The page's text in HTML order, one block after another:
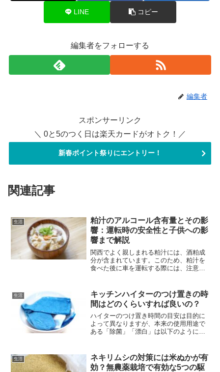
LINE コピー
編集者をフォローする
編集者
スポンサーリンク
＼ 0と5のつく日は楽天カードがオトク！／
新春ポイント祭りにエントリー！
関連記事
生活
粕汁のアルコール含有量とその影
響：運転時の安全性と子供への影
響まで解説
関西でよく親しまれる粕汁には、酒粕成
分が含まれています。このため、粕汁を
食べた後に車を運転する際には、注意が
す。今回の記事では、粕汁に含まれるア
ルコールの存在有無、及び飲...
生活
キッチンハイターのつけ置きの時
間はどのくらいすれば良いの？
ハイターのつけ置き時間の目安は目的に
よって異なりますが、本来の使用用途で
ある「除菌」「漂白」は以下のようにな
掃除に良くハイターを使うのですが、い
つも時間は適当だっ...
生活
ネキリムシの対策には米ぬかが有
効？無農薬栽培で有効な5つの駆